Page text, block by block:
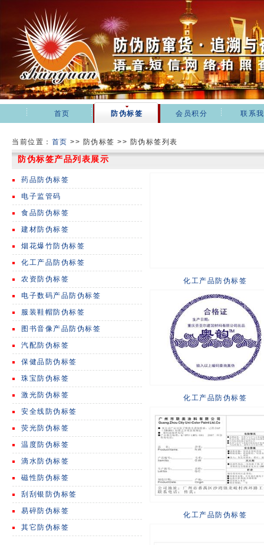
首页 防伪标签 会员积分 联系
当前位置： 首页 >> 防伪标签 >> 防伪标签列表
防伪标签产品列表展示
药品防伪标签
电子监管码
食品防伪标签
建材防伪标签
烟花爆竹防伪标签
化工产品防伪标签
农资防伪标签
电子数码产品防伪标签
服装鞋帽防伪标签
图书音像产品防伪标签
汽配防伪标签
保健品防伪标签
珠宝防伪标签
激光防伪标签
安全线防伪标签
荧光防伪标签
温度防伪标签
滴水防伪标签
磁性防伪标签
刮刮银防伪标签
易碎防伪标签
其它防伪标签
化工产品防伪标签
化工产品防伪标签
化工产品防伪标签